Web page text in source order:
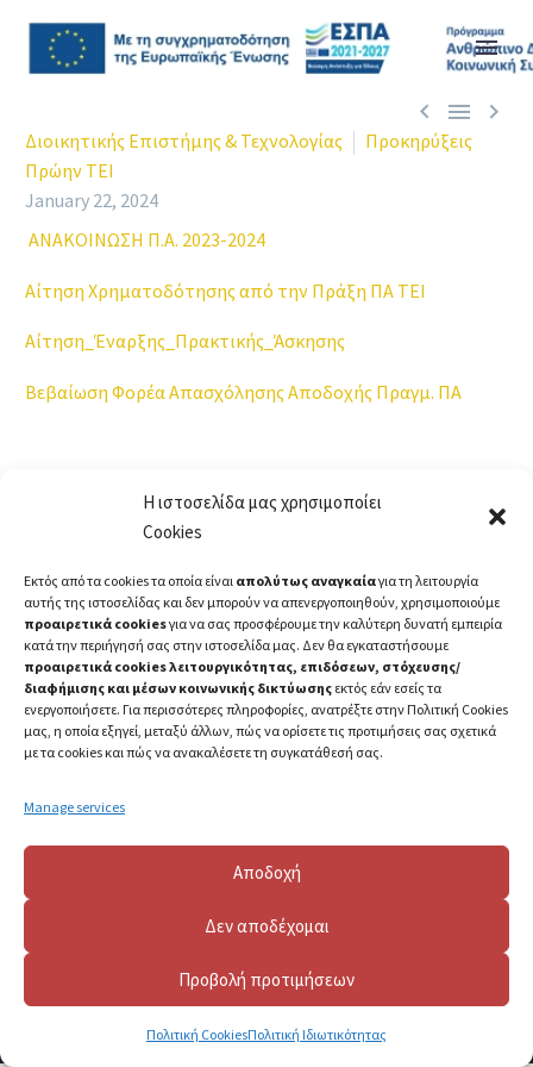
Η ιστοσελίδα μας χρησιμοποίει
Cookies
Εκτός από τα cookies τα οποία είναι απολύτως αναγκαίαγια τη λειτουργία
αυτής της ιστοσελίδας και δεν μπορούν να απενεργοποιηθούν, χρησιμοποιούμε
προαιρετικά cookiesγια να σας προσφέρουμε την καλύτερη δυνατή εμπειρία
κατά την περιήγησή σας στην ιστοσελίδα μας. Δεν θα εγκαταστήσουμε
προαιρετικά cookies λειτουργικότητας, επιδόσεων, στόχευσης/
διαφήμισης και μέσων κοινωνικής δικτύωσης εκτός εάν εσείς τα
ενεργοποιήσετε. Για περισσότερες πληροφορίες, ανατρέξτε στην Πολιτική Cookies
μας, η οποία εξηγεί, μεταξύ άλλων, πώς να ορίσετε τις προτιμήσεις σας σχετικά
με τα cookies και πώς να ανακαλέσετε τη συγκατάθεσή σας.
Manage services
Αποδοχή
Δεν αποδέχομαι
Προβολή προτιμήσεων
Πολιτική CookiesΠολιτική Ιδιωτικότητας
  
Διοικητικής Επιστήμης & Τεχνολογίας
Προκηρύξεις
Πρώην ΤΕΙ
January 22, 2024
ΑΝΑΚΟΙΝΩΣΗ Π.Α. 2023-2024
Αίτηση Χρηματοδότησης από την Πράξη ΠΑ ΤΕΙ
Αίτηση_Έναρξης_Πρακτικής_Άσκησης
Βεβαίωση Φορέα Απασχόλησης Αποδοχής Πραγμ. ΠΑ
2023 ©Πανεπιστήμιο Πατρών